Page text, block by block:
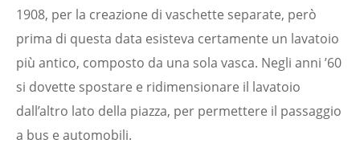
1908, per la creazione di vaschette separate, però
prima di questa data esisteva certamente un lavatoio
più antico, composto da una sola vasca. Negli anni ’60
si dovette spostare e ridimensionare il lavatoio
dall’altro lato della piazza, per permettere il passaggio
a bus e automobili.